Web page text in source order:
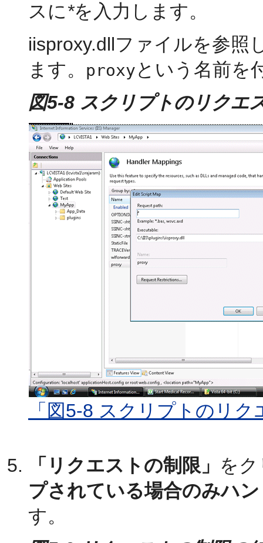
スに*を入力します。
iisproxy.dllファイルを参照
ます。
proxyという名前を
図5-8 スクリプトのリクエ
「図5-8 スクリプトのリ
「リクエストの制限」 を
プされている場合のみハ
す。